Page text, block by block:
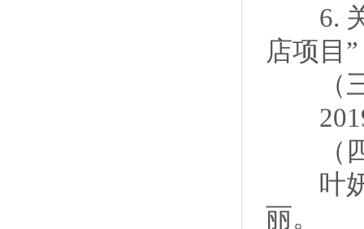
6. 关
店项目
（三
2019
（四
叶妍
丽。